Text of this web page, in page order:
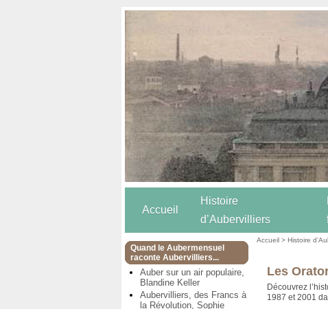
Accueil
Histoire
d’Aubervilliers
Quand le Aubermensuel
raconte Aubervilliers...
Auber sur un air populaire,
Blandine Keller
Aubervilliers, des Francs à
la Révolution, Sophie
Accueil >Histoire
Les
Découvrez
1987 et 2001